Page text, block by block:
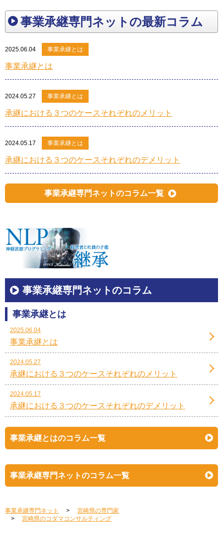
事業承継専門ネットの最新コラム
2025.06.04 事業承継とは
事業承継とは
2024.05.27 事業承継とは
承継における３つのケースそれぞれのメリット
2024.05.17 事業承継とは
承継における３つのケースそれぞれのデメリット
事業承継専門ネットのコラム一覧
事業承継専門ネットのコラム
事業承継とは
2025.06.04
事業承継とは
2024.05.27
承継における３つのケースそれぞれのメリット
2024.05.17
承継における３つのケースそれぞれのデメリット
事業承継とはのコラム一覧
事業承継専門ネットのコラム一覧
事業承継専門ネット
宮崎県の専門家
宮崎県のコダマコンサルティング